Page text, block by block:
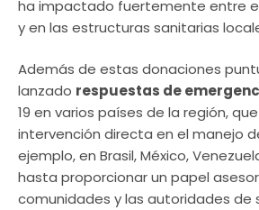
ha impactado fuertemente entre
y en las estructuras sanitarias
Además de estas donaciones
lanzado respuestas de
19 en varios países de la región,
intervención directa en el manejo
ejemplo, en Brasil, México,
hasta proporcionar un papel
comunidades y las autoridades de